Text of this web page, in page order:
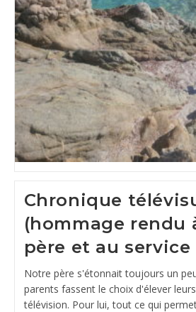
Chronique
(hommage rendu
père et au
Notre père s'étonnait toujours un
parents fassent le choix d'élever
télévision. Pour lui, tout ce qui